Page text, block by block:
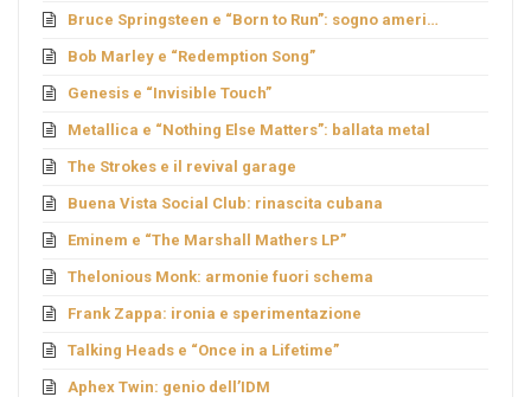
Bruce Springsteen e “Born to Run”: sogno americano
Bob Marley e “Redemption Song”
Genesis e “Invisible Touch”
Metallica e “Nothing Else Matters”: ballata metal
The Strokes e il revival garage
Buena Vista Social Club: rinascita cubana
Eminem e “The Marshall Mathers LP”
Thelonious Monk: armonie fuori schema
Frank Zappa: ironia e sperimentazione
Talking Heads e “Once in a Lifetime”
Aphex Twin: genio dell’IDM